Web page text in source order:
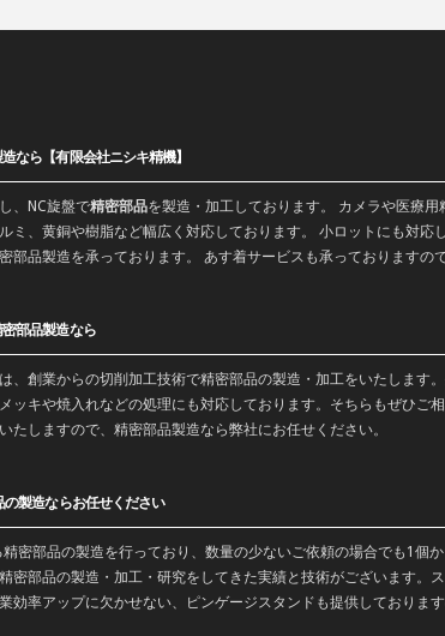
なら【有限会社ニシキ精機】
、 NC旋盤で精密部品を製造 ・加工しております。 カメラや医療
ミ、黄銅や樹脂など幅広く対応しております。 小ロットにも対応
部品製造を承っております。 あす着サービスも承っておりますの
部品製造なら
、創業からの切削加工技術で精密部品の製造・ 加工をいたします
ッキや焼入れなどの処理にも対応しております。そちらもぜひ
たしますので、精密部品製造なら弊社にお任せください。
の製造ならお任せください
密部品の製造を行っており、数量の少ないご依頼の場合でも1
密部品の製造・ 加工 ・ 研究をしてきた実績と技術がございます。
効率アップに欠かせない、ピンゲージスタンドも提供しておりま